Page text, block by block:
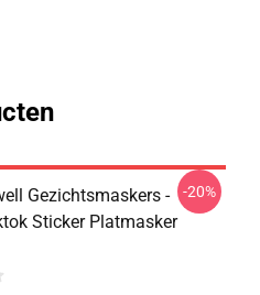
Gezichtsmaskers -
Sticker Platmasker
-20%